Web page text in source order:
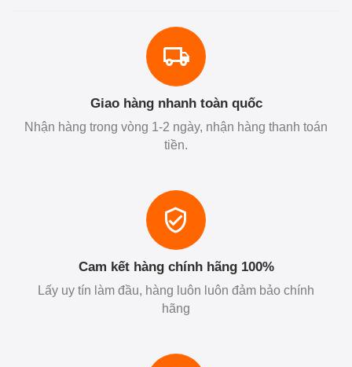
Giao hàng nhanh toàn quốc
Nhận hàng trong vòng 1-2 ngày, nhận hàng thanh toán
tiền.
Cam kết hàng chính hãng 100%
Lấy uy tín làm đầu, hàng luôn luôn đảm bảo chính
hãng